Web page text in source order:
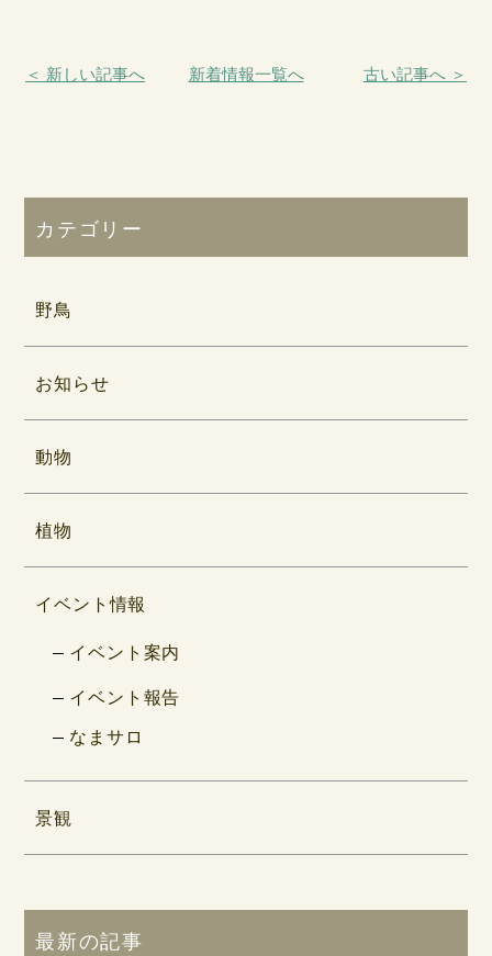
＜ 新しい記事へ 新着情報一覧へ 古い記事へ ＞
カテゴリー
野鳥
お知らせ
動物
植物
イベント情報
イベント案内
イベント報告
なまサロ
景観
最新の記事